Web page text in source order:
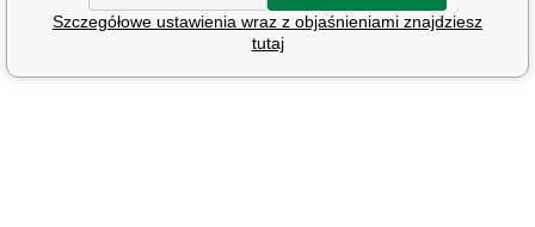
Szczegółowe ustawienia wraz z objaśnieniami znajdziesz
tutaj